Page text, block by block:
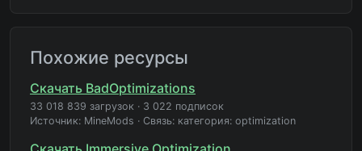
Похожие ресурсы
Скачать BadOptimizations
33 018 839 загрузок · 3 022 подписок
Источник: MineMods · Связь: категория: optimization